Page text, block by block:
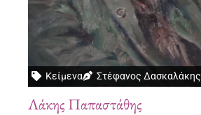
Κείμενα Στέφανος Δασκαλάκης
Λάκης Παπαστάθης